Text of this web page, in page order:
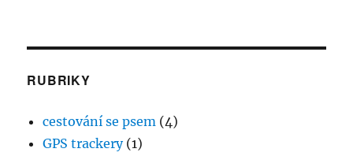
RUBRIKY
cestování se psem (4)
GPS trackery(1)